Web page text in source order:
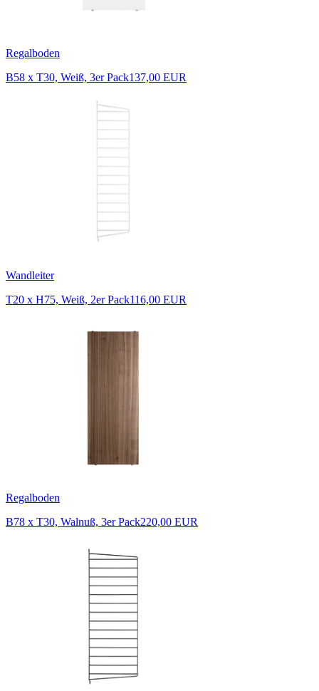
Regalboden
B58 x T30, Weiß, 3er Pack137,00 EUR
Wandleiter
T20 x H75, Weiß, 2er Pack116,00 EUR
Regalboden
B78 x T30, Walnuß, 3er Pack220,00 EUR